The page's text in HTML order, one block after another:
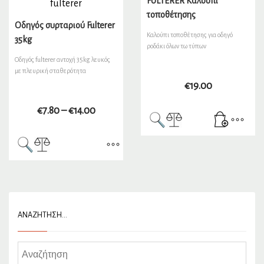
Οδηγός συρταριού Fulterer
35kg
Οδηγός fulterer αντοχή 35kg λευκός
με πλευρική σταθερότητα
€7.80–€14.00
τοποθέτησης
Καλούπι τοποθέτησης για οδηγό
ροδάκι όλων τω τύπων
€19.00
ΑΝΑΖΉΤΗΣΗ…